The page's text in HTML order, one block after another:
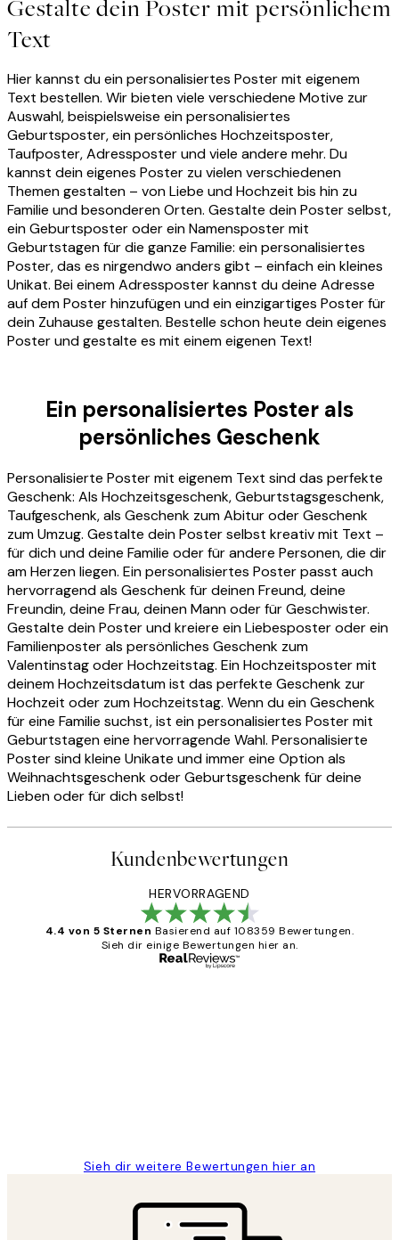
Gestalte dein Poster mit persönlichem
Text
Hier kannst du ein personalisiertes Poster mit eigenem
Text bestellen. Wir bieten viele verschiedene Motive zur
Auswahl, beispielsweise ein personalisiertes
Geburtsposter, ein persönliches Hochzeitsposter,
Taufposter, Adressposter und viele andere mehr. Du
kannst dein eigenes Poster zu vielen verschiedenen
Themen gestalten – von Liebe und Hochzeit bis hin zu
Familie und besonderen Orten. Gestalte dein Poster selbst,
ein Geburtsposter oder ein Namensposter mit
Geburtstagen für die ganze Familie: ein personalisiertes
Poster, das es nirgendwo anders gibt – einfach ein kleines
Unikat. Bei einem Adressposter kannst du deine Adresse
auf dem Poster hinzufügen und ein einzigartiges Poster für
dein Zuhause gestalten. Bestelle schon heute dein eigenes
Poster und gestalte es mit einem eigenen Text!
Ein personalisiertes Poster als
persönliches Geschenk
Personalisierte Poster mit eigenem Text sind das perfekte
Geschenk: Als Hochzeitsgeschenk, Geburtstagsgeschenk,
Taufgeschenk, als Geschenk zum Abitur oder Geschenk
zum Umzug. Gestalte dein Poster selbst kreativ mit Text –
für dich und deine Familie oder für andere Personen, die dir
am Herzen liegen. Ein personalisiertes Poster passt auch
hervorragend als Geschenk für deinen Freund, deine
Freundin, deine Frau, deinen Mann oder für Geschwister.
Gestalte dein Poster und kreiere ein Liebesposter oder ein
Familienposter als persönliches Geschenk zum
Valentinstag oder Hochzeitstag. Ein Hochzeitsposter mit
deinem Hochzeitsdatum ist das perfekte Geschenk zur
Hochzeit oder zum Hochzeitstag. Wenn du ein Geschenk
für eine Familie suchst, ist ein personalisiertes Poster mit
Geburtstagen eine hervorragende Wahl. Personalisierte
Poster sind kleine Unikate und immer eine Option als
Weihnachtsgeschenk oder Geburtsgeschenk für deine
Lieben oder für dich selbst!
Kundenbewertungen
HERVORRAGEND
4.4 von 5 Sternen Basierend auf 108359 Bewertungen.
Sieh dir einige Bewertungen hier an.
Sieh dir weitere Bewertungen hier an